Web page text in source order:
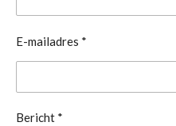
E-mailadres *
Bericht *